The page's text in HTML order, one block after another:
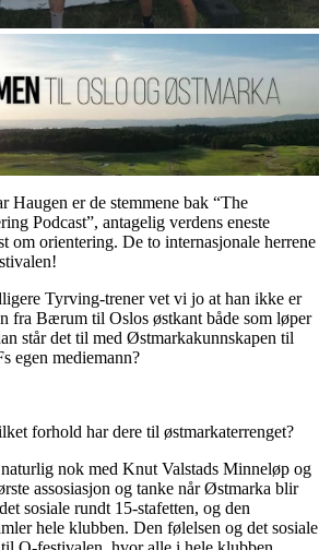
Haugen er de stemmene bak “The
Podcast”, antagelig verdens eneste
om orientering. De to internasjonale herrene
Tyrving-trener vet vi jo at han ikke er
fra Bærum til Oslos østkant både som løper
står det til med Østmarkakunnskapen til
egen mediemann?
forhold har dere til østmarkaterrenget?
nok med Knut Valstads Minneløp og
assosiasjon og tanke når Østmarka blir
sosiale rundt 15-stafetten, og den
hele klubben. Den følelsen og det sosiale